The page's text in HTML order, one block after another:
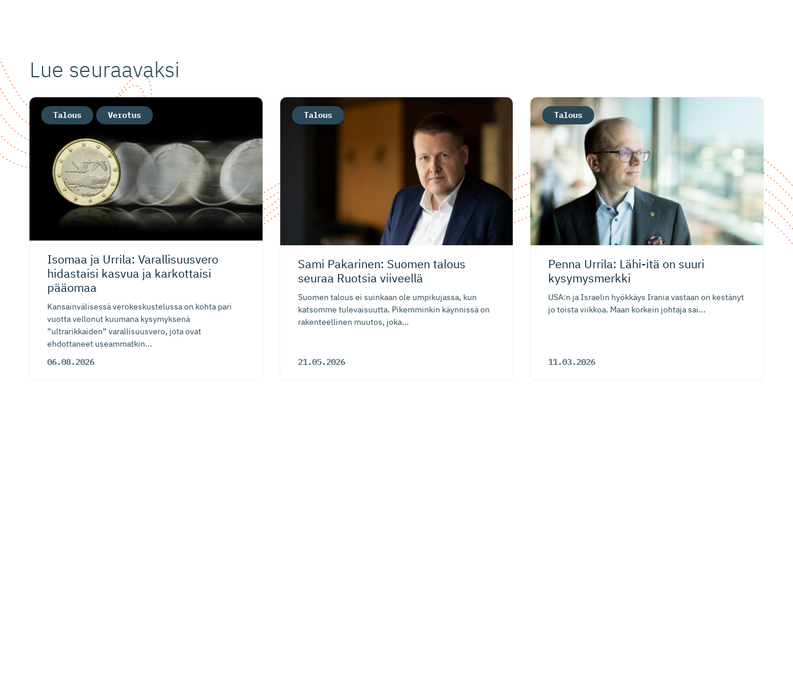
Lue seuraavaksi
Isomaa ja Urrila: Varallisuusvero
hidastaisi kasvua ja karkottaisi
pääomaa
Kansainvälisessä verokeskustelussa on kohta pari
vuotta vellonut kuumana kysymyksenä
”ultrarikkaiden” varallisuusvero, jota ovat
ehdottaneet useammatkin...
06.08.2026
Talous Verotus
Sami Pakarinen: Suomen talous
seuraa Ruotsia viiveellä
Suomen talous ei suinkaan ole umpikujassa, kun
katsomme tulevaisuutta. Pikemminkin käynnissä on
rakenteellinen muutos, joka...
21.05.2026
Talous
Penna Urrila: Lähi-itä on suuri
kysymysmerkki
USA:n ja Israelin hyökkäys Irania vastaan on kestänyt
jo toista viikkoa. Maan korkein johtaja sai...
11.03.2026
Talous